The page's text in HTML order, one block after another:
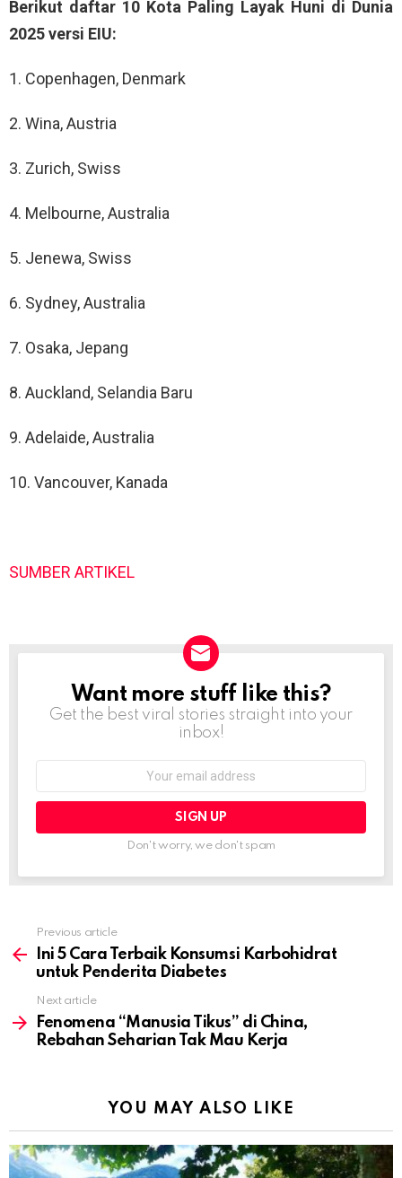
Berikut daftar 10 Kota Paling Layak Huni di Dunia
2025 versi EIU:
1. Copenhagen, Denmark
2. Wina, Austria
3. Zurich, Swiss
4. Melbourne, Australia
5. Jenewa, Swiss
6. Sydney, Australia
7. Osaka, Jepang
8. Auckland, Selandia Baru
9. Adelaide, Australia
10. Vancouver, Kanada
SUMBER ARTIKEL
NEWSLETTER
Want more stuff like this?
Get the best viral stories straight into your
inbox!
Don't worry, we don't spam
more
Previous article
Ini 5 Cara Terbaik Konsumsi Karbohidrat
untuk Penderita Diabetes
Next article
Fenomena “Manusia Tikus” di China,
Rebahan Seharian Tak Mau Kerja
YOU MAY ALSO LIKE